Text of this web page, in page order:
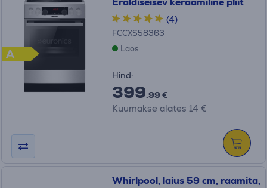
A
(4)
FCCXS58363
Laos
Hind:
399.99 €
Kuumakse alates 14 €
Whirlpool, laius 59 cm, raamita,